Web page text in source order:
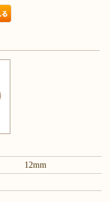
12mm